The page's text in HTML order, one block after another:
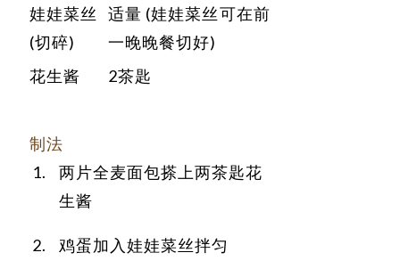
娃娃菜丝
(切碎)
适量 (娃娃菜丝可在前
一晚晚餐切好)
花生酱
2茶匙
制法
两片全麦面包搽上两茶匙花
生酱
鸡蛋加入娃娃菜丝拌匀